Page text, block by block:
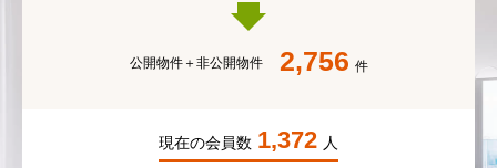
公開物件＋非公開物件 2,756 件
現在の会員数 1,372 人